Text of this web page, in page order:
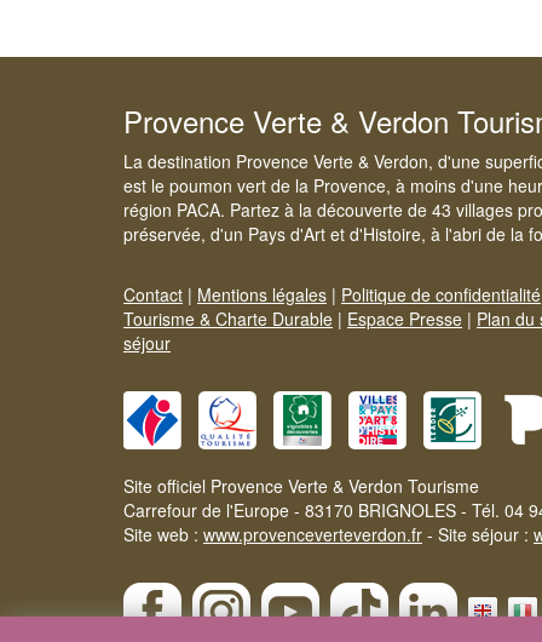
Provence Verte & Verdon
La destination Provence Verte & Verdon, d'une
est le poumon vert de la Provence, à moins d'une
région PACA. Partez à la découverte de 43 villages
préservée, d'un Pays d'Art et d'Histoire, à l'abri de la
Contact | Mentions légales | Politique de confidentialité
Tourisme & Charte Durable | Espace Presse | Plan du
séjour
Site officiel Provence Verte & Verdon Tourisme
Carrefour de l'Europe - 83170 BRIGNOLES - Tél. 04
Site web : www.provenceverteverdon.fr - Site séjour :